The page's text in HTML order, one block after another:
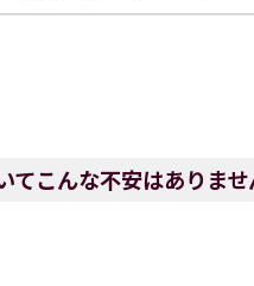
こんな不安はありませ